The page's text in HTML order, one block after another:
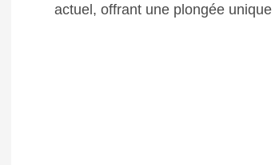
actuel, offrant une plongée